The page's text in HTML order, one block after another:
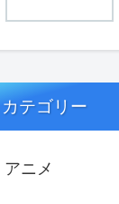
カテゴリー
アニメ